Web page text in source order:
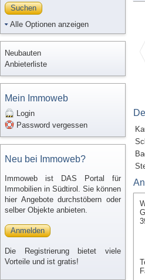
Suchen
Alle Optionen anzeigen
Neubauten
Anbieterliste
Mein Immoweb
Login
Password vergessen
Neu bei Immoweb?
Immoweb ist DAS Portal für
Immobilien in Südtirol. Sie können
hier Angebote durchstöbern oder
selber Objekte anbieten.
Anmelden
Die Registrierung bietet viele
Vorteile und ist gratis!